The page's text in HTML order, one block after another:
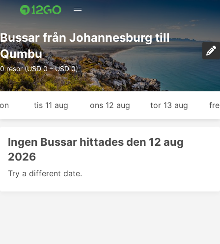
Bussar från Johannesburg till
Qumbu
0 resor (USD 0 – USD 0)
tis 11 aug ons 12 aug tor 13 aug
Ingen Bussar hittades den 12 aug
2026
Try a different date.